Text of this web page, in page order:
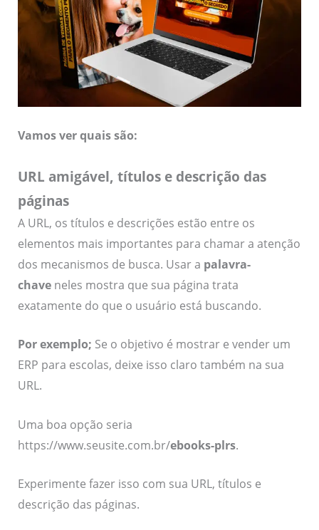
Vamos ver quais são:
URL amigável, títulos e descrição das
páginas
A URL, os títulos e descrições estão entre os
elementos mais importantes para chamar a atenção
dos mecanismos de busca. Usar a palavra-
chaveneles mostra que sua página trata
exatamente do que o usuário está buscando.
Por exemplo; Se o objetivo é mostrar e vender um
ERP para escolas, deixe isso claro também na sua
URL.
Uma boa opção seria
https://www.seusite.com.br/ebooks-plrs.
Experimente fazer isso com sua URL, títulos e
descrição das páginas.